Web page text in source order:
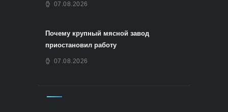
07.08.2026
Почему крупный мясной завод
приостановил работу
07.08.2026